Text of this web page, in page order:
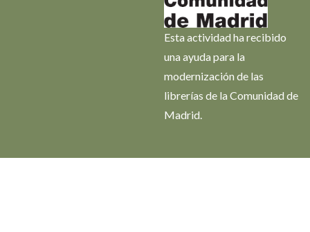
Esta actividad ha recibido
una ayuda para la
modernización de las
librerías de la Comunidad de
Madrid.